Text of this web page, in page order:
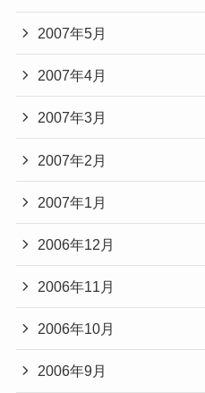
2007年5月
2007年4月
2007年3月
2007年2月
2007年1月
2006年12月
2006年11月
2006年10月
2006年9月